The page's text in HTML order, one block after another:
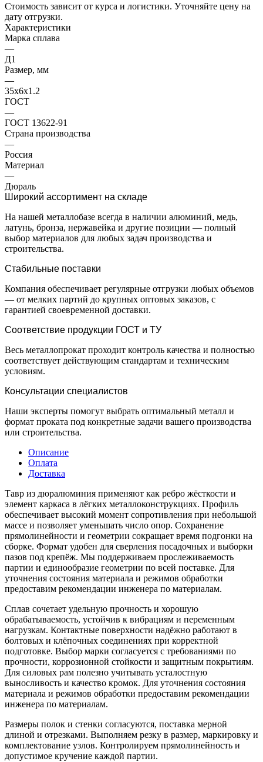
Стоимость зависит от курса и логистики. Уточняйте цену на
дату отгрузки.
Характеристики
Марка сплава
—
Д1
Размер, мм
—
35х6х1.2
ГОСТ
—
ГОСТ 13622-91
Страна производства
—
Россия
Материал
—
Дюраль
Широкий ассортимент на складе
На нашей металлобазе всегда в наличии алюминий, медь,
латунь, бронза, нержавейка и другие позиции — полный
выбор материалов для любых задач производства и
строительства.
Стабильные поставки
Компания обеспечивает регулярные отгрузки любых объемов
— от мелких партий до крупных оптовых заказов, с
гарантией своевременной доставки.
Соответствие продукции ГОСТ и ТУ
Весь металлопрокат проходит контроль качества и полностью
соответствует действующим стандартам и техническим
условиям.
Консультации специалистов
Наши эксперты помогут выбрать оптимальный металл и
формат проката под конкретные задачи вашего производства
или строительства.
Описание
Оплата
Доставка
Тавр из дюралюминия применяют как ребро жёсткости и
элемент каркаса в лёгких металлоконструкциях. Профиль
обеспечивает высокий момент сопротивления при небольшой
массе и позволяет уменьшать число опор. Сохранение
прямолинейности и геометрии сокращает время подгонки на
сборке. Формат удобен для сверления посадочных и выборки
пазов под крепёж. Мы поддерживаем прослеживаемость
партии и единообразие геометрии по всей поставке. Для
уточнения состояния материала и режимов обработки
предоставим рекомендации инженера по материалам.
Сплав сочетает удельную прочность и хорошую
обрабатываемость, устойчив к вибрациям и переменным
нагрузкам. Контактные поверхности надёжно работают в
болтовых и клёпочных соединениях при корректной
подготовке. Выбор марки согласуется с требованиями по
прочности, коррозионной стойкости и защитным покрытиям.
Для силовых рам полезно учитывать усталостную
выносливость и качество кромок. Для уточнения состояния
материала и режимов обработки предоставим рекомендации
инженера по материалам.
Размеры полок и стенки согласуются, поставка мерной
длиной и отрезками. Выполняем резку в размер, маркировку и
комплектование узлов. Контролируем прямолинейность и
допустимое кручение каждой партии.